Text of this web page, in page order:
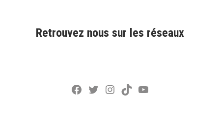
Retrouvez nous sur les réseaux
Facebook
Twitter
Instagram
TikTokYouTube